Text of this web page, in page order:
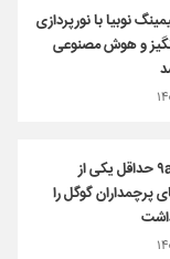
نوبیا با نورپردازی
و هوش مصنوعی
پیکسل ۹a حداقل یکی از
پرچمداران گوگل را